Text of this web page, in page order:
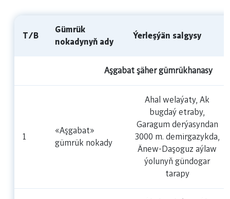
T/B
Gümrük
nokadynyň ady
Ýerleşýän salgysy
Aşgabat şäher gümrükhanasy
1
«Aşgabat»
gümrük nokady
Ahal welaýaty, Ak
bugdaý etraby,
Garagum derýasyndan
3000 m. demirgazykda,
Änew-Daşoguz aýlaw
ýolunyň gündogar
tarapy